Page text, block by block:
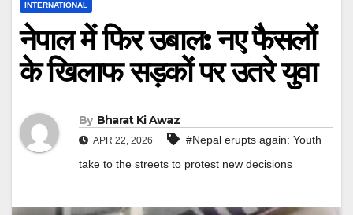
INTERNATIONAL
नेपाल में फिर उबाल: नए फैसलों
के खिलाफ सड़कों पर उतरे युवा
By Bharat Ki Awaz
APR 22, 2026
#Nepal erupts again: Youth
take to the streets to protest new decisions